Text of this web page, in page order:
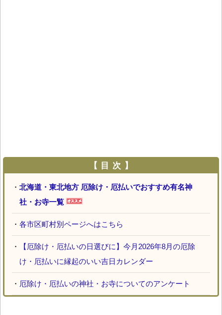
【 目 次 】
・ 北海道・東北地方 厄除け・厄払いでおすすめ有名神
社・お寺一覧
・ 各市区町村別ページへはこちら
・
【厄除け・厄払いの日選びに】今月2026年8月の厄除
け・厄払いに縁起のいい吉日カレンダー
・ 厄除け・厄払いの神社・お寺についてのアンケート